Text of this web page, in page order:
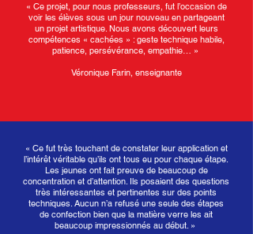
« Ce projet, pour nous professeurs, fut l’occasion de
voir les élèves sous un jour nouveau en partageant
un projet artistique. Nous avons découvert leurs
compétences « cachées » : geste technique habile,
patience, persévérance, empathie… »
Véronique Farin, enseignante
« Ce fut très touchant de constater leur application et
l’intérêt véritable qu’ils ont tous eu pour chaque étape.
Les jeunes ont fait preuve de beaucoup de
concentration et d’attention. Ils posaient des questions
très intéressantes et pertinentes sur des points
techniques. Aucun n’a refusé une seule des étapes
de confection bien que la matière verre les ait
beaucoup impressionnés au début. »